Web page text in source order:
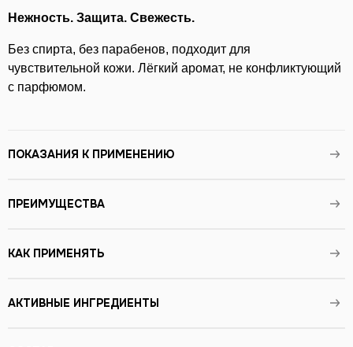
Нежность. Защита. Свежесть.
Без спирта, без парабенов, подходит для
чувствительной кожи. Лёгкий аромат, не конфликтующий
с парфюмом.
ПОКАЗАНИЯ К ПРИМЕНЕНИЮ
ПРЕИМУЩЕСТВА
КАК ПРИМЕНЯТЬ
АКТИВНЫЕ ИНГРЕДИЕНТЫ